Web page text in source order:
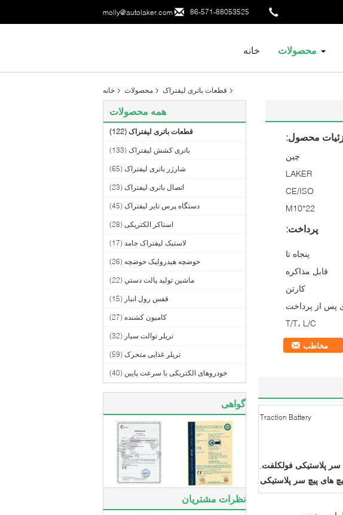
molly@autolaker.com 86-571-88053525
خانه محصولات
خانه محصولات قطعات باتری لیفتراک
همه محصولات
قطعات باتری لیفتراک (122)
باتری کشش لیفتراک (133)
شارژر باتری لیفتراک (65)
اتصال باتری لیفتراک (23)
دستگاه پرس تایر لیفتراک (45)
استاکر الکتریکی (28)
لاستیک لیفتراک جامد (17)
حوضچه هیدرولیک حوضچه (26)
ماشين توليد پالت دستي (22)
قفس رول انبار (15)
کامیون کشنده (27)
تریلر توالت سیار (32)
تریلر غذایی متحرک (59)
خودروهای الکتریکی با سرعت پایین (40)
گواهی
نظرات مشتریان
محصول:
چین
LAKER
CE/ISO
M10*22
پرداخت:
پنجاه تا
قابل مذاکره
کارتن
T/T، L/C
مخاطب
Traction Battery
سر پلاستیکی فولکلفت,